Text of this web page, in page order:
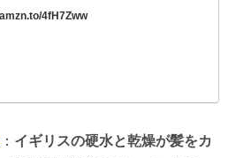
4fH7Zww
： イギリスの硬水と乾燥が髪をカ